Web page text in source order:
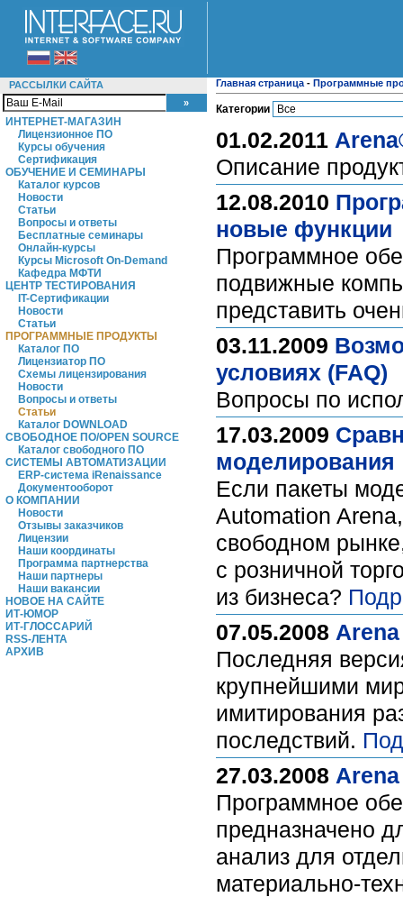
РАССЫЛКИ САЙТА
ИНТЕРНЕТ-МАГАЗИН
Лицензионное ПО
Курсы обучения
Сертификация
ОБУЧЕНИЕ И СЕМИНАРЫ
Каталог курсов
Новости
Статьи
Вопросы и ответы
Бесплатные семинары
Онлайн-курсы
Курсы Microsoft On-Demand
Кафедра МФТИ
ЦЕНТР ТЕСТИРОВАНИЯ
IT-Сертификации
Новости
Статьи
ПРОГРАММНЫЕ ПРОДУКТЫ
Каталог ПО
Лицензиатор ПО
Схемы лицензирования
Новости
Вопросы и ответы
Статьи
Каталог DOWNLOAD
СВОБОДНОЕ ПО/OPEN SOURCE
Каталог свободного ПО
СИСТЕМЫ АВТОМАТИЗАЦИИ
ERP-система iRenaissance
Документооборот
О КОМПАНИИ
Новости
Отзывы заказчиков
Лицензии
Наши координаты
Программа партнерства
Наши партнеры
Наши вакансии
НОВОЕ НА САЙТЕ
ИТ-ЮМОР
ИТ-ГЛОССАРИЙ
RSS-ЛЕНТА
АРХИВ
Главная страница - Программные
Категории
01.02.2011
Описание
12.08.2010
новые функции
Программное
подвижные
представить
03.11.2009
условиях (FAQ)
Вопросы по
17.03.2009
моделирования
Если пакеты
Automation
свободном
с розничной
из бизнеса?
07.05.2008
Последняя
крупнейшими
имитирования
последствий.
27.03.2008
Программное
предназначено
анализ для
материально-